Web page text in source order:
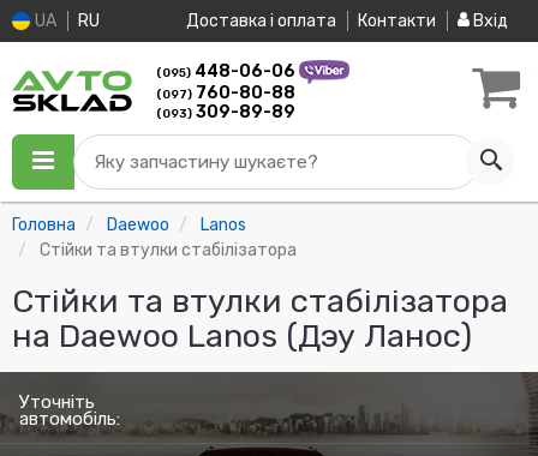
UA RU Доставка і оплата Контакти Вхід
(095) 448-06-06
(097) 760-80-88
(093) 309-89-89
Яку запчастину шукаєте?
Головна Daewoo
Lanos
Стійки та втулки стабілізатора
Стійки та втулки стабілізатора
на Daewoo Lanos (Дэу Ланос)
Уточніть
автомобіль: